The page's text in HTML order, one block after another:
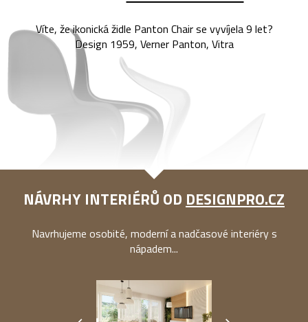
Víte, že ikonická židle Panton Chair se vyvíjela 9 let?
Design 1959, Verner Panton, Vitra
NÁVRHY INTERIÉRŮ OD DESIGNPRO.CZ
Navrhujeme osobité, moderní a nadčasové interiéry s
nápadem...